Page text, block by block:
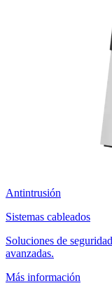
Antintrusión
Sistemas cableados
Soluciones de
avanzadas.
Más información